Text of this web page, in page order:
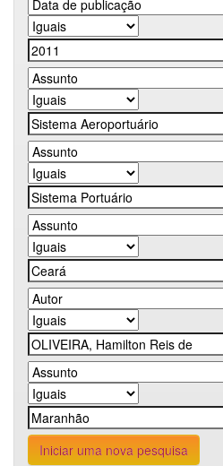
Iniciar uma nova pesquisa